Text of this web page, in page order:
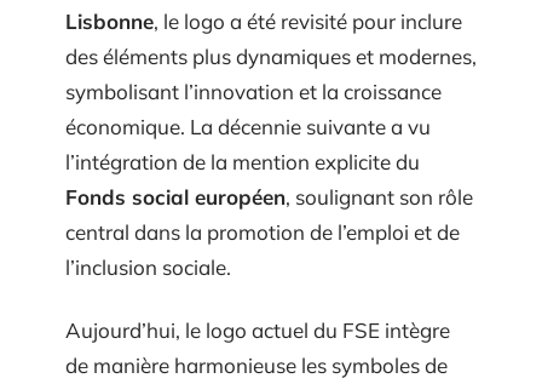
Lisbonne, le logo a été revisité pour inclure
des éléments plus dynamiques et modernes,
symbolisant l’innovation et la croissance
économique. La décennie suivante a vu
l’intégration de la mention explicite du
Fonds social européen, soulignant son rôle
central dans la promotion de l’emploi et de
l’inclusion sociale.
Aujourd’hui, le logo actuel du FSE intègre
de manière harmonieuse les symboles de